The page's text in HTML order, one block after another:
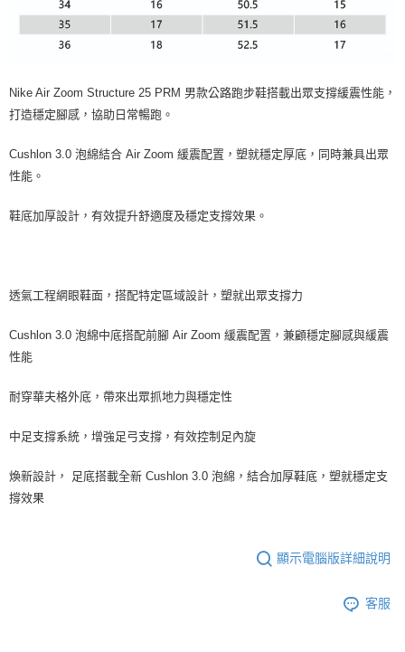
Nike Air Zoom Structure 25 PRM 男款公路跑步鞋搭載出眾支撐緩震性能，
打造穩定腳感，協助日常暢跑。
Cushlon 3.0 泡綿結合 Air Zoom 緩震配置，塑就穩定厚底，同時兼具出眾
性能。
鞋底加厚設計，有效提升舒適度及穩定支撐效果。
透氣工程網眼鞋面，搭配特定區域設計，塑就出眾支撐力
Cushlon 3.0 泡綿中底搭配前腳 Air Zoom 緩震配置，兼顧穩定腳感與緩震
性能
耐穿華夫格外底，帶來出眾抓地力與穩定性
中足支撐系統，增強足弓支撐，有效控制足內旋
煥新設計， 足底搭載全新 Cushlon 3.0 泡綿，結合加厚鞋底，塑就穩定支
撐效果
顯示電腦版詳細說明
客服